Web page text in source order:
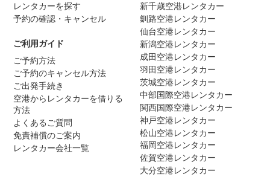
レンタカーを探す
予約の確認・キャンセル
ご利用ガイド
ご予約方法
ご予約のキャンセル方法
ご出発手続き
空港からレンタカーを借りる
方法
よくあるご質問
免責補償のご案内
レンタカー会社一覧
新千歳空港レンタカー
釧路空港レンタカー
仙台空港レンタカー
新潟空港レンタカー
成田空港レンタカー
羽田空港レンタカー
茨城空港レンタカー
中部国際空港レンタカー
関西国際空港レンタカー
神戸空港レンタカー
松山空港レンタカー
福岡空港レンタカー
佐賀空港レンタカー
大分空港レンタカー